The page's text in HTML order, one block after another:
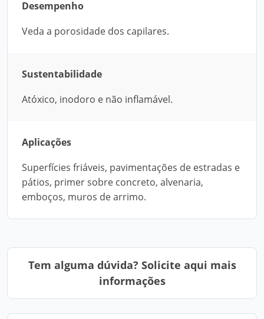
Desempenho
Veda a porosidade dos capilares.
Sustentabilidade
Atóxico, inodoro e não inflamável.
Aplicações
Superfícies friáveis, pavimentações de estradas e
pátios, primer sobre concreto, alvenaria,
emboços, muros de arrimo.
Tem alguma dúvida? Solicite aqui mais
informações